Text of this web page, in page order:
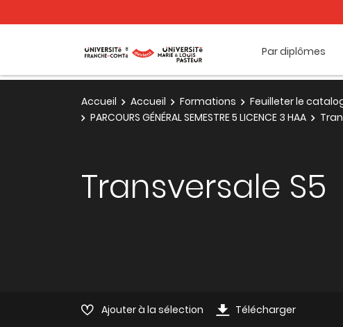
Par diplômes
Accueil Accueil Formations Feuilleter le
PARCOURS GÉNÉRAL SEMESTRE 5 LICENCE 3 HAA
Transversale S5
Ajouter à la sélection Télécharger